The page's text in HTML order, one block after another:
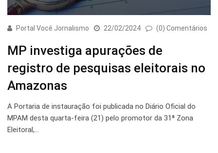
Portal Você Jornalismo 22/02/2024 (0) Comentários
MP investiga apurações de
registro de pesquisas eleitorais no
Amazonas
A Portaria de instauração foi publicada no Diário Oficial do
MPAM desta quarta-feira (21) pelo promotor da 31ª Zona
Eleitoral,…